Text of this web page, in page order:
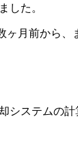
した。
ヶ月前から
システムの